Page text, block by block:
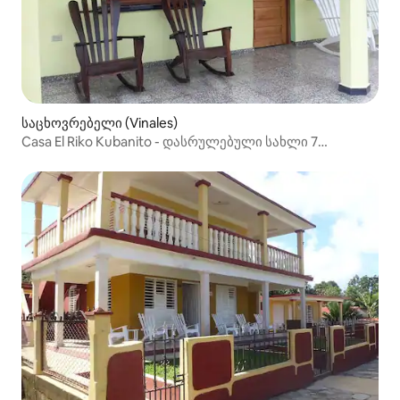
საცხოვრებელი (Vinales)
Casa El Riko Kubanito - დასრულებული სახლი 7